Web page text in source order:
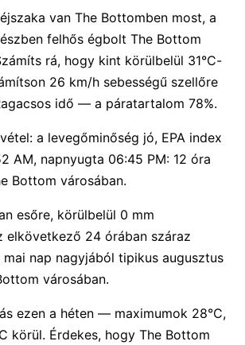
van The Bottomben most, a
felhős égbolt The Bottom
rá, hogy kint körülbelül 31°C-
26 km/h sebességű szellőre
idő — a páratartalom 78%.
a levegőminőség jó, EPA index
AM, napnyugta 06:45 PM: 12 óra
Bottom városában.
esőre, körülbelül 0 mm
elkövetkező 24 órában száraz
nap nagyjából tipikus augusztus
városában.
ezen a héten — maximumok 28°C,
körül. Érdekes, hogy The Bottom